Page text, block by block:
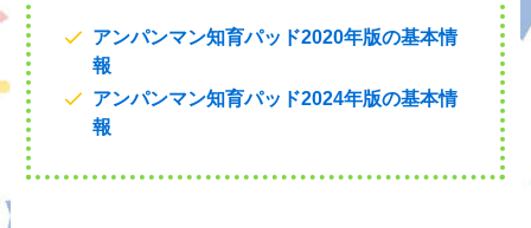
アンパンマン知育パッド2020年版の基本情
報
アンパンマン知育パッド2024年版の基本情
報